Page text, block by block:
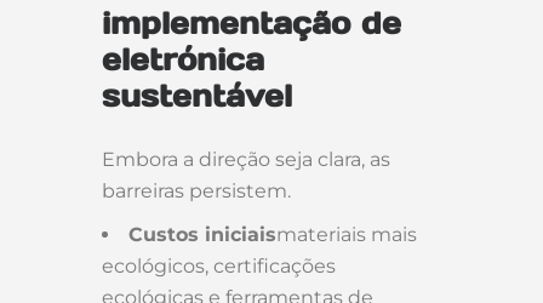
implementação de
eletrónica
sustentável
Embora a direção seja clara, as
barreiras persistem.
Custos iniciaismateriais mais
ecológicos, certificações
ecológicas e ferramentas de